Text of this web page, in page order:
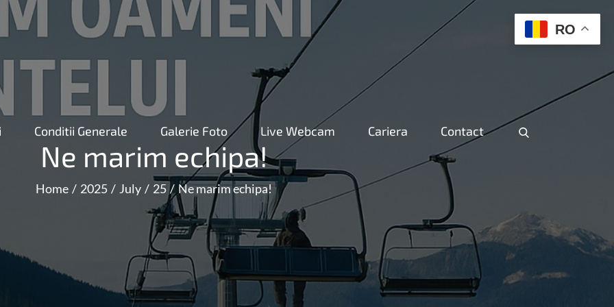
Conditii Generale Galerie Foto Live Webcam Cariera Contact
Ne marim echipa!
Home 2025 July 25 Ne marim echipa!
RO